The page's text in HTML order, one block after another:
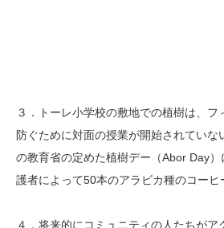
３．トーレ小学校の敷地での植樹は、フ
防ぐために対面の授業が開始されていな
の教育省の定めた植樹デー（Abor Day
護者によって50本のアラビカ種のコーヒ
４．将来的にコミュニティの人たちが